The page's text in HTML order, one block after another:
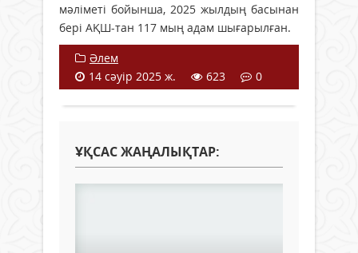
мәліметі бойынша, 2025 жылдың басынан
бері АҚШ-тан 117 мың адам шығарылған.
Әлем
14 сәуір 2025 ж.
623 0
ҰҚСАС ЖАҢАЛЫҚТАР: